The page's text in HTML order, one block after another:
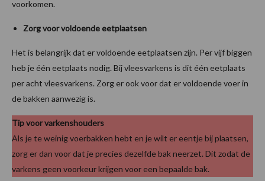
voorkomen.
Zorg voor voldoende eetplaatsen
Het is belangrijk dat er voldoende eetplaatsen zijn. Per vijf biggen
heb je één eetplaats nodig. Bij vleesvarkens is dit één eetplaats
per acht vleesvarkens. Zorg er ook voor dat er voldoende voer in
de bakken aanwezig is.
Tip voor varkenshouders
Als je te weinig voerbakken hebt en je wilt er eentje bij plaatsen,
zorg er dan voor dat je precies dezelfde bak neerzet. Dit zodat de
varkens geen voorkeur krijgen voor een bepaalde bak.